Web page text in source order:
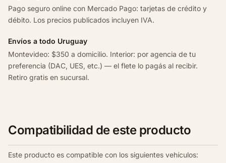
a
t
h
D
i
2
0
0
Pago seguro online con Mercado Pago: tarjetas de crédito y
débito. Los precios publicados incluyen IVA.
Envíos a todo Uruguay
Montevideo: $350 a domicilio. Interior: por agencia de tu
preferencia (DAC, UES, etc.) — el flete lo pagás al recibir.
Retiro gratis en sucursal.
Compatibilidad de este producto
Este producto es compatible con los siguientes vehículos: